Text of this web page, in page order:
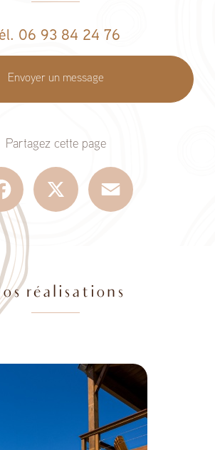
06 93 84 24 76
Envoyer un message
Partagez cette page
Facebook
réalisations